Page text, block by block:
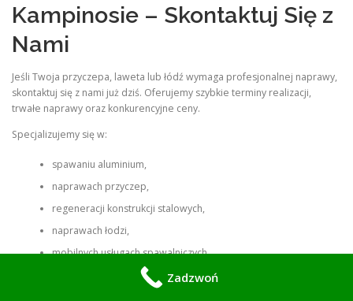
Kampinosie – Skontaktuj Się z
Nami
Jeśli Twoja przyczepa, laweta lub łódź wymaga profesjonalnej naprawy,
skontaktuj się z nami już dziś. Oferujemy szybkie terminy realizacji,
trwałe naprawy oraz konkurencyjne ceny.
Specjalizujemy się w:
spawaniu aluminium,
naprawach przyczep,
regeneracji konstrukcji stalowych,
naprawach łodzi,
mobilnych usługach spawalniczych,
wzmacnianiu konstrukcji,
Zadzwoń